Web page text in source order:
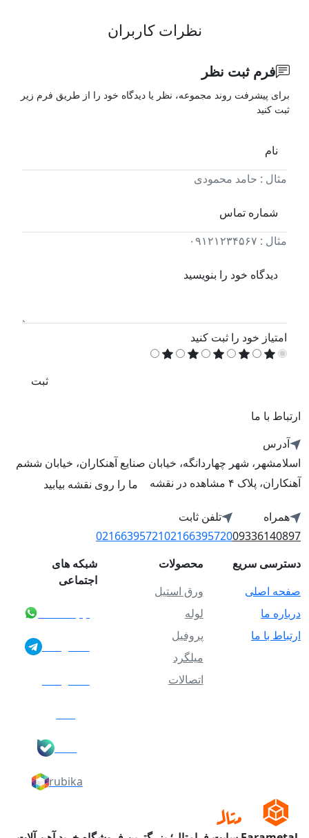
نظرات کاربران
فرم ثبت نظر
برای پیشرفت روند مجموعه، نظر یا دیدگاه خود را از طریق فرم زیر
ثبت کنید
مثال : حامد محمودی
نام
مثال : ۰۹۱۲۱۲۳۴۵۶۷
شماره تماس
دیدگاه خود را بنویسید
امتیاز خود را ثبت کنید
ثبت
ارتباط با ما
آدرس
اسلامشهر، شهر چهاردانگه، خیابان صنایع آهنکاران، خیابان ششم
آهنکاران، پلاک ۴ مشاهده در نقشه
ما را روی نقشه بیابید
همراه
09336140897
تلفن ثابت
02166395720
02166395721
دسترسی سریع
صفحه اصلی
درباره ما
ارتباط با ما
محصولات
ورق استیل
لوله
پروفیل
میلگرد
اتصالات
شبکه های
اجتماعی
telegram
rubika